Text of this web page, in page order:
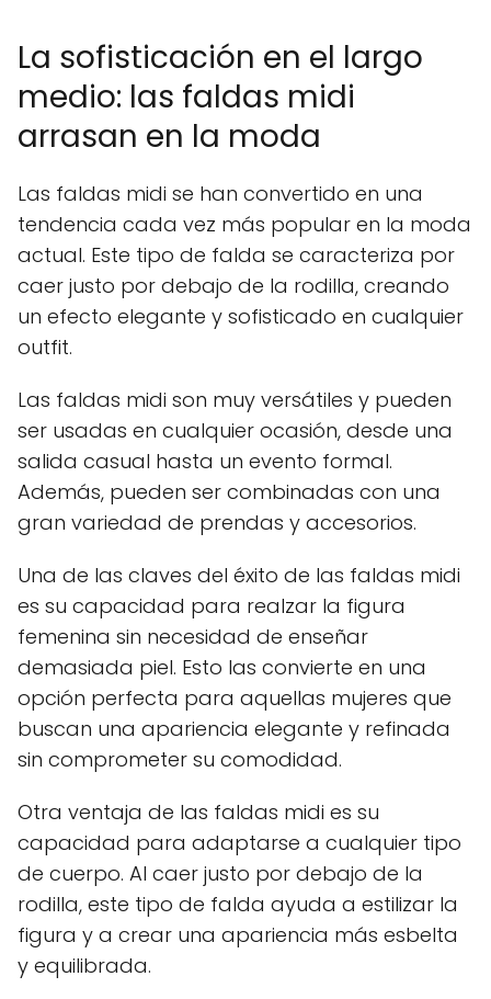
La sofisticación en el largo
medio: las faldas midi
arrasan en la moda
Las faldas midi se han convertido en una
tendencia cada vez más popular en la moda
actual. Este tipo de falda se caracteriza por
caer justo por debajo de la rodilla, creando
un efecto elegante y sofisticado en cualquier
outfit.
Las faldas midi son muy versátiles y pueden
ser usadas en cualquier ocasión, desde una
salida casual hasta un evento formal.
Además, pueden ser combinadas con una
gran variedad de prendas y accesorios.
Una de las claves del éxito de las faldas midi
es su capacidad para realzar la figura
femenina sin necesidad de enseñar
demasiada piel. Esto las convierte en una
opción perfecta para aquellas mujeres que
buscan una apariencia elegante y refinada
sin comprometer su comodidad.
Otra ventaja de las faldas midi es su
capacidad para adaptarse a cualquier tipo
de cuerpo. Al caer justo por debajo de la
rodilla, este tipo de falda ayuda a estilizar la
figura y a crear una apariencia más esbelta
y equilibrada.